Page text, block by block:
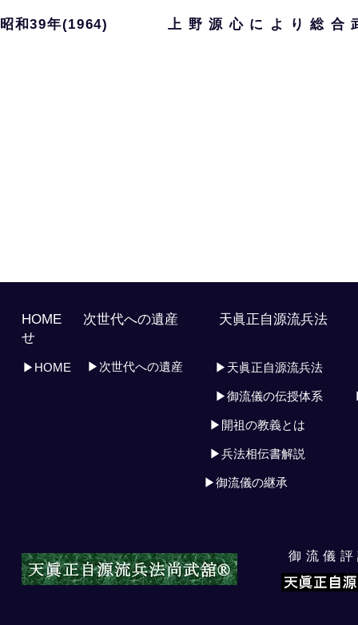
昭和39年(1964) 上 野 源 心 に よ り 総 合
HOME 次世代への遺産 天眞正自源流
せ
▶HOME ▶次世代への遺産 ▶天眞正自源流兵法
▶御流儀の伝授体系
▶開祖の教義とは
▶兵法相伝書解説
▶御流儀の継承
御流儀